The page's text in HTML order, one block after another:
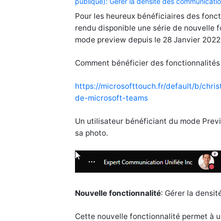
Pour les heureux bénéficiaires des
rendu disponible une série de nouvelle
mode preview depuis le 28 Janvier
Comment bénéficier des
https://microsofttouch.fr/default/b/
de-microsoft-teams
Un utilisateur bénéficiant du mode
sa photo.
Nouvelle fonctionnalité: Gérer la
Cette nouvelle fonctionnalité permet à